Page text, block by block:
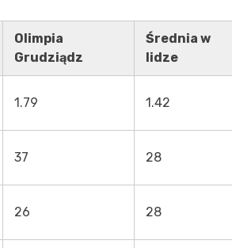
Olimpia
Grudziądz
Średnia w
lidze
1.79 1.42
37 28
26 28